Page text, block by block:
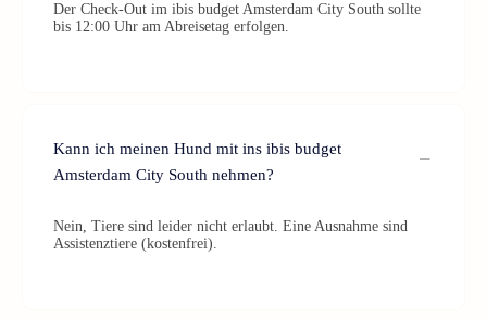
Der Check-Out im ibis budget Amsterdam City South sollte
bis 12:00 Uhr am Abreisetag erfolgen.
Kann ich meinen Hund mit ins ibis budget
Amsterdam City South nehmen?
Nein, Tiere sind leider nicht erlaubt. Eine Ausnahme sind
Assistenztiere (kostenfrei).